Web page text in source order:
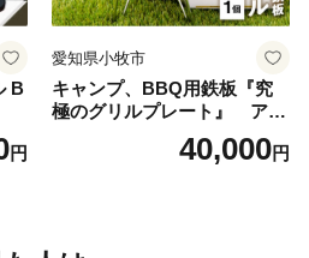
B
円
愛知県小牧市
キャンプ、BBQ用鉄板『究
極のグリルプレート』 アウ
トドア用品 レジャー キャン
プ バーベキュー BBQ 鉄板
40,000円